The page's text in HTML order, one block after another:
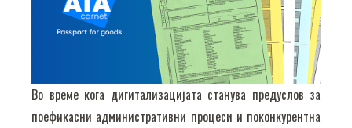
Во време кога дигитализацијата станува предуслов за
поефикасни административни процеси и поконкурентна